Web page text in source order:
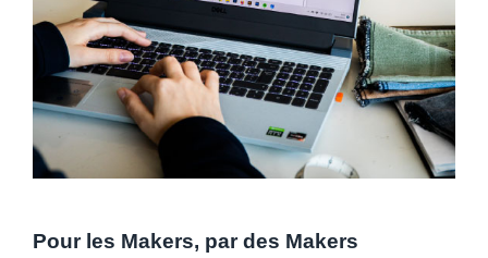
Pour les Makers, par des Makers